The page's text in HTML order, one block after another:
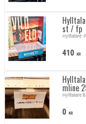
st / fp
Hylltalare
410 KR
mline
Hylltalare
0 KR